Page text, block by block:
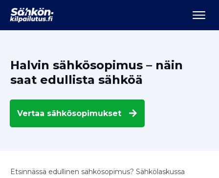
Halvin sähkösopimus – näin
saat edullista sähköä
Vertaa sähkösopimukset
Etsinnässä edullinen sähkösopimus? Sähkölaskussa